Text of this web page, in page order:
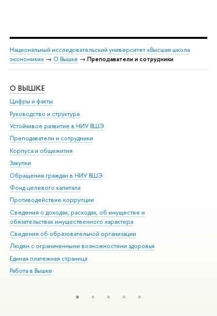
Национальный исследовательский университет «Высшая школа
экономики» → О Вышке → Преподаватели и сотрудники
О ВЫШКЕ
Цифры и факты
Руководство и структура
Устойчивое развитие в НИУ ВШЭ
Преподаватели и сотрудники
Корпуса и общежития
Закупки
Обращения граждан в НИУ ВШЭ
Фонд целевого капитала
Противодействие коррупции
Сведения о доходах, расходах, об имуществе и
обязательствах имущественного характера
Сведения об образовательной организации
Людям с ограниченными возможностями здоровья
Единая платежная страница
Работа в Вышке